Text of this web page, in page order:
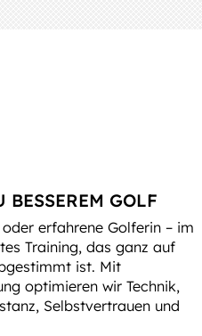
GOLF
erfahrene Golferin – im
Training, das ganz auf
ist. Mit
optimieren wir Technik,
Selbstvertrauen und